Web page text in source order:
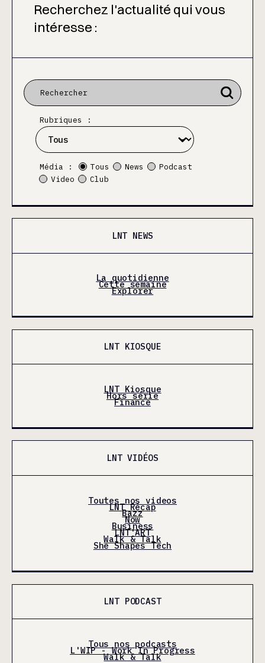
Recherchez l'actualité qui vous
intéresse :
Rubriques :
Média : Tous News
Podcast
Video
Club
LNT NEWS
La quotidienne
Cette semaine
Explorer
LNT KIOSQUE
LNT Kiosque
Hors série
Finance
LNT VIDÉOS
Toutes nos videos
LNT Récap
Bazz
Now
Business
LNT'ART
Walk & Talk
She Shapes Tech
LNT PODCAST
Tous nos podcasts
L'WIP - Work In Progress
Walk & Talk